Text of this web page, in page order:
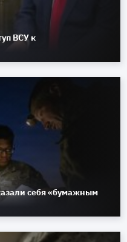
ВСУ к
себя «бумажным